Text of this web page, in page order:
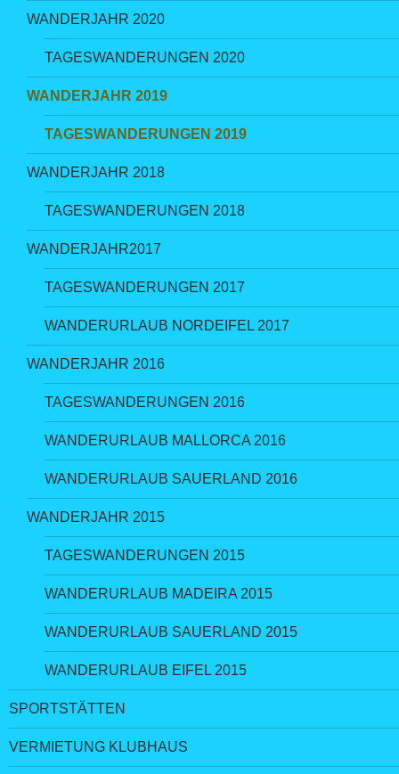
WANDERJAHR 2020
TAGESWANDERUNGEN 2020
WANDERJAHR 2019
TAGESWANDERUNGEN 2019
WANDERJAHR 2018
TAGESWANDERUNGEN 2018
WANDERJAHR2017
TAGESWANDERUNGEN 2017
WANDERURLAUB NORDEIFEL 2017
WANDERJAHR 2016
TAGESWANDERUNGEN 2016
WANDERURLAUB MALLORCA 2016
WANDERURLAUB SAUERLAND 2016
WANDERJAHR 2015
TAGESWANDERUNGEN 2015
WANDERURLAUB MADEIRA 2015
WANDERURLAUB SAUERLAND 2015
WANDERURLAUB EIFEL 2015
SPORTSTÄTTEN
VERMIETUNG KLUBHAUS